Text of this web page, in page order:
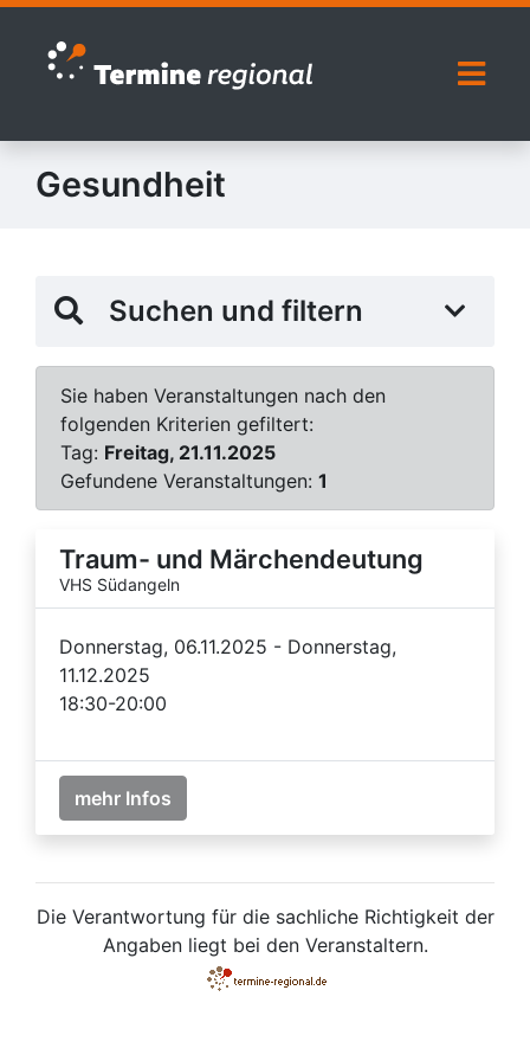
Zur Navigation springen
Zum Inhalt springen
Gesundheit
Suchen und filtern
Sie haben Veranstaltungen nach den
folgenden Kriterien gefiltert:
Tag: Freitag, 21.11.2025
Gefundene Veranstaltungen: 1
Traum- und Märchendeutung
VHS Südangeln
Donnerstag, 06.11.2025 - Donnerstag,
11.12.2025
18:30-20:00
mehr Infos
Die Verantwortung für die sachliche Richtigkeit der
Angaben liegt bei den Veranstaltern.